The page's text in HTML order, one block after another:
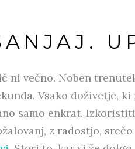
ni večno. Noben
Vsako doživetje,
samo enkrat.
z radostjo,